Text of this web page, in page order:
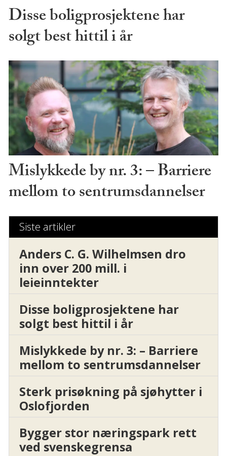
Disse boligprosjektene har
solgt best hittil i år
Mislykkede by nr. 3: – Barriere
mellom to sentrumsdannelser
Siste artikler
Anders C. G. Wilhelmsen dro
inn over 200 mill. i
leieinntekter
Disse boligprosjektene har
solgt best hittil i år
Mislykkede by nr. 3: – Barriere
mellom to sentrumsdannelser
Sterk prisøkning på sjøhytter i
Oslofjorden
Bygger stor næringspark rett
ved svenskegrensa